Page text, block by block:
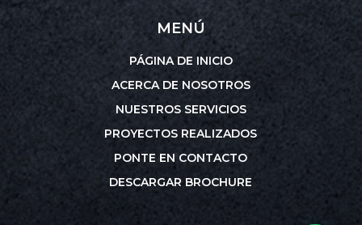
MENÚ
PÁGINA DE INICIO
ACERCA DE NOSOTROS
NUESTROS SERVICIOS
PROYECTOS REALIZADOS
PONTE EN CONTACTO
DESCARGAR BROCHURE